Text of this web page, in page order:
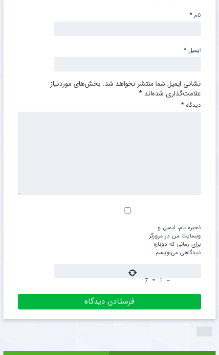
نشانی ایمیل شما منتشر نخواهد شد. بخش‌های موردنیاز
علامت‌گذاری شده‌اند *
دیدگاه *
نام *
ایمیل *
ذخیره نام، ایمیل و
وبسایت من در مرورگر
برای زمانی که دوباره
دیدگاهی می‌نویسم.
−
1
=
7